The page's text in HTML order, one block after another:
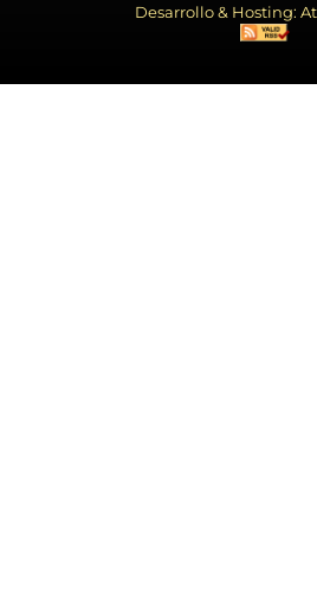
Desarrollo & Hosting: